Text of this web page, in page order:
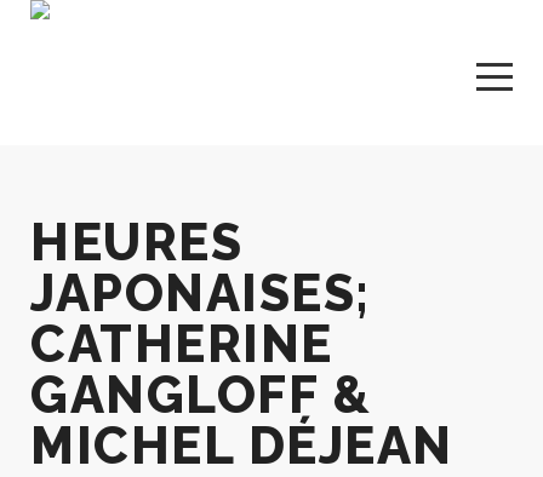
HEURES
JAPONAISES;
CATHERINE
GANGLOFF &
MICHEL DÉJEAN